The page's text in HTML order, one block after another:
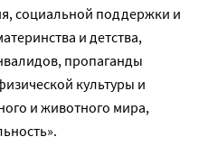
социальной поддержки и
и детства,
пропаганды
культуры и
и животного мира,